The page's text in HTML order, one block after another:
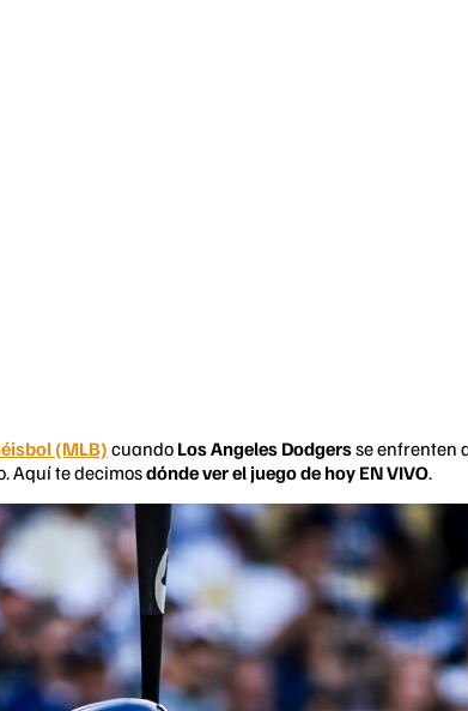
(MLB) cuando Los Angeles Dodgersse enfrenten
Aquí te decimosdónde ver el juego de hoy EN VIVO.